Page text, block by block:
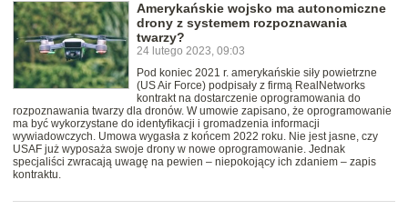
Amerykańskie wojsko ma autonomiczne
drony z systemem rozpoznawania
twarzy?
24 lutego 2023, 09:03
Pod koniec 2021 r. amerykańskie siły powietrzne
(US Air Force) podpisały z firmą RealNetworks
kontrakt na dostarczenie oprogramowania do
rozpoznawania twarzy dla dronów. W umowie zapisano, że oprogramowanie
ma być wykorzystane do identyfikacji i gromadzenia informacji
wywiadowczych. Umowa wygasła z końcem 2022 roku. Nie jest jasne, czy
USAF już wyposaża swoje drony w nowe oprogramowanie. Jednak
specjaliści zwracają uwagę na pewien – niepokojący ich zdaniem – zapis
kontraktu.